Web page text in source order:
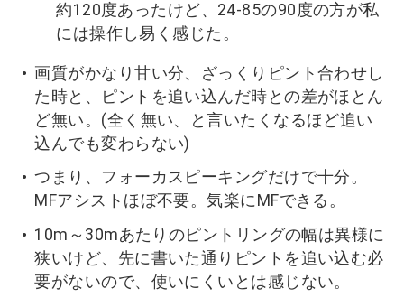
約120度あったけど、24-85の90度の方が私
には操作し易く感じた。
画質がかなり甘い分、ざっくりピント合わせし
た時と、ピントを追い込んだ時との差がほとん
ど無い。(全く無い、と言いたくなるほど追い
込んでも変わらない)
つまり、フォーカスピーキングだけで十分。
MFアシストほぼ不要。気楽にMFできる。
10m～30mあたりのピントリングの幅は異様に
狭いけど、先に書いた通りピントを追い込む必
要がないので、使いにくいとは感じない。